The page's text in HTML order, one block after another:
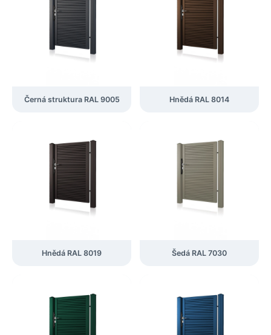
Černá struktura RAL 9005 Hnědá RAL 8014
Hnědá RAL 8019 Šedá RAL 7030